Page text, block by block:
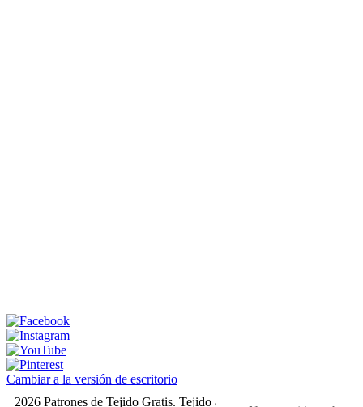
Cambiar a la versión de escritorio
2026 Patrones de Tejido Gratis. Tejido a dos agujas y